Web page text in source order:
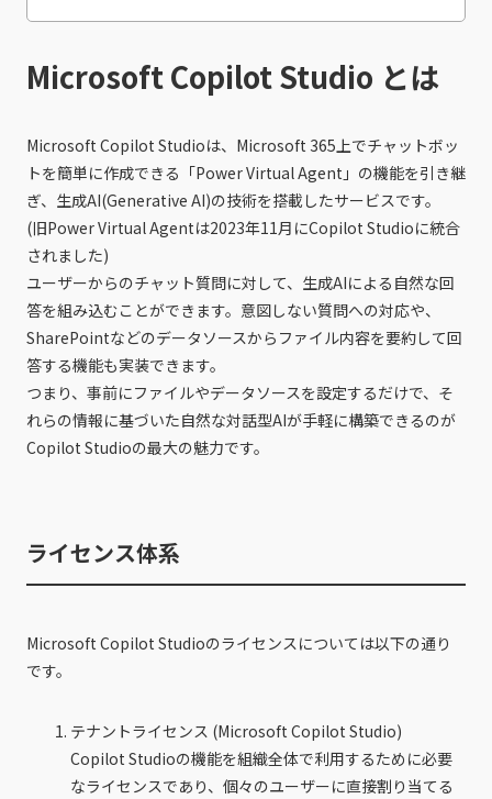
Microsoft Copilot Studio とは
Microsoft Copilot Studioは、Microsoft 365上でチャットボッ
トを簡単に作成できる「Power Virtual Agent」の機能を引き継
ぎ、生成AI(Generative AI)の技術を搭載したサービスです。
(旧Power Virtual Agentは2023年11月にCopilot Studioに統合
されました)
ユーザーからのチャット質問に対して、生成AIによる自然な回
答を組み込むことができます。意図しない質問への対応や、
SharePointなどのデータソースからファイル内容を要約して回
答する機能も実装できます。
つまり、事前にファイルやデータソースを設定するだけで、そ
れらの情報に基づいた自然な対話型AIが手軽に構築できるのが
Copilot Studioの最大の魅力です。
ライセンス体系
Microsoft Copilot Studioのライセンスについては以下の通り
です。
テナントライセンス (Microsoft Copilot Studio)
Copilot Studioの機能を組織全体で利用するために必要
なライセンスであり、個々のユーザーに直接割り当てる